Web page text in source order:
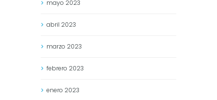
mayo 2023
abril 2023
marzo 2023
febrero 2023
enero 2023